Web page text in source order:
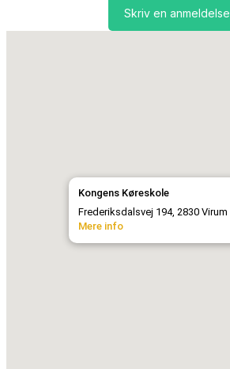
Skriv en anmeldelse
Kongens Køreskole
Frederiksdalsvej 194, 2830 Virum
Mere info